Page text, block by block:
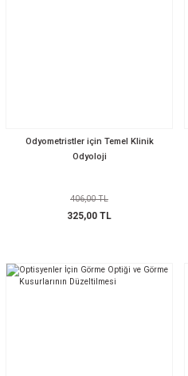
Odyometristler için Temel Klinik
Odyoloji
406,00 TL
325,00 TL